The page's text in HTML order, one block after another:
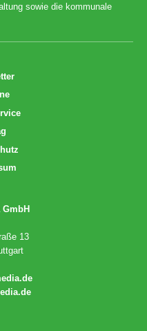
sowie die kommunale
GmbH
13